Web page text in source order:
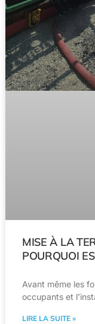
MISE À LA
POURQUOI
Avant même les
occupants et
LIRE LA SUITE »